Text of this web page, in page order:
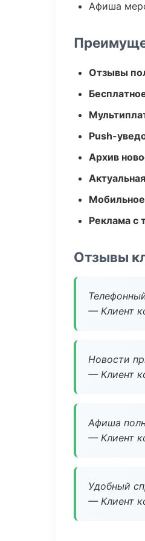
Афиша
Отзывы
Push-
Архив
Реклама с
Отзывы
— Клиент
Новости
— Клиент
Афиша
— Клиент
Удобный
— Клиент